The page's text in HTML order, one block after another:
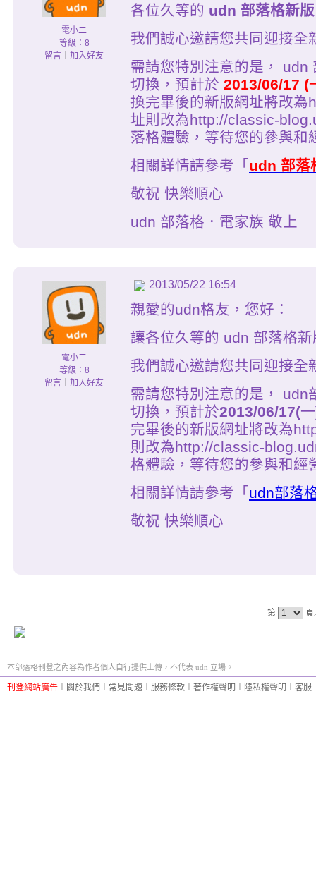
電小二
等級：8
留言
加入好友
各位久等的 udn 部落格新版
我們誠心邀請您共同迎接全
需請您特別注意的是， udn
切換，預計於 2013/06/17 (
換完畢後的新版網址將改
址則改為http://classic-
落格體驗，等待您的參與和
相關詳情請參考「 udn 部落
敬祝 快樂順心
udn 部落格．電家族 敬上
電小二
等級：8
留言
加入好友
2013/05/22 16:54
親愛的udn格友，您好：
讓各位久等的 udn 部落格
我們誠心邀請您共同迎接全
需請您特別注意的是， udn
切換，預計於2013/06/17(
完畢後的新版網址將改為
則改為http://classic-
格體驗，等待您的參與和經
相關詳情請參考「 udn部落
敬祝 快樂順心
第
本部落格刊登之內容為作者個人自行提供上傳，不代表 udn 立場。
刊登網站廣告 關於我們 常見問題 服務條款 著作權聲明 隱私權聲明 客服